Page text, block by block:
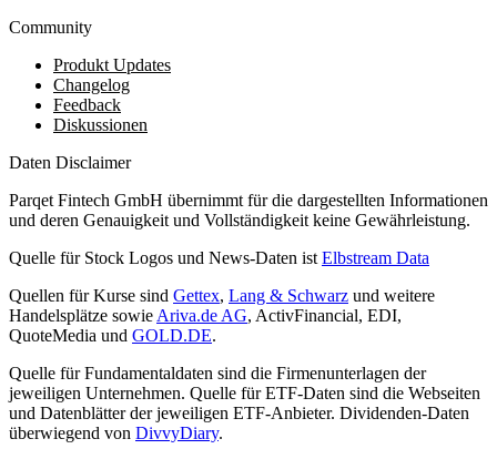
Community
Produkt Updates
Changelog
Feedback
Diskussionen
Daten Disclaimer
Parqet Fintech GmbH übernimmt für die dargestellten Informationen
und deren Genauigkeit und Vollständigkeit keine Gewährleistung.
Quelle für Stock Logos und News-Daten ist Elbstream Data
Quellen für Kurse sind Gettex, Lang & Schwarz und weitere
Handelsplätze sowie Ariva.de AG, ActivFinancial, EDI,
QuoteMedia und GOLD.DE.
Quelle für Fundamentaldaten sind die Firmenunterlagen der
jeweiligen Unternehmen. Quelle für ETF-Daten sind die Webseiten
und Datenblätter der jeweiligen ETF-Anbieter. Dividenden-Daten
überwiegend von DivvyDiary.